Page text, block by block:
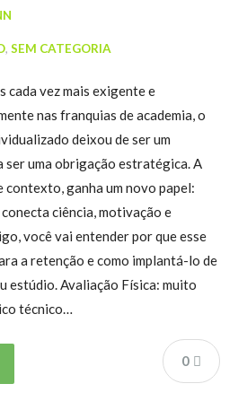
, SEM CATEGORIA
cada vez mais exigente e
nas franquias de academia, o
deixou de ser um
uma obrigação estratégica. A
contexto, ganha um novo papel:
conecta ciência, motivação e
você vai entender por que esse
a retenção e como implantá-lo de
estúdio. Avaliação Física: muito
técnico…
0